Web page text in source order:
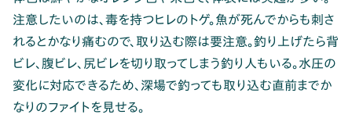
注意したいのは、毒を持つヒレのトゲ。魚が死んでからも刺さ
れるとかなり痛むので、取り込む際は要注意。釣り上げたら背
ビレ、腹ビレ、尻ビレを切り取ってしまう釣り人もいる。水圧の
変化に対応できるため、深場で釣っても取り込む直前までか
なりのファイトを見せる。